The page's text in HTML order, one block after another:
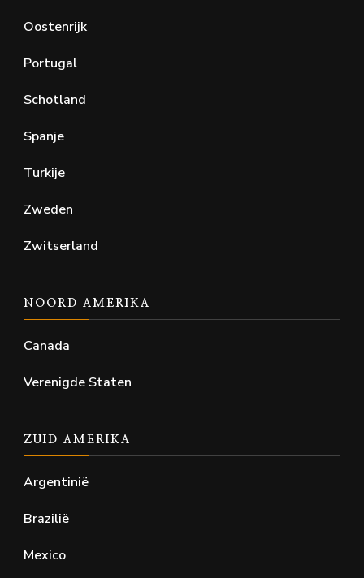
Oostenrijk
Portugal
Schotland
Spanje
Turkije
Zweden
Zwitserland
NOORD AMERIKA
Canada
Verenigde Staten
ZUID AMERIKA
Argentinië
Brazilië
Mexico